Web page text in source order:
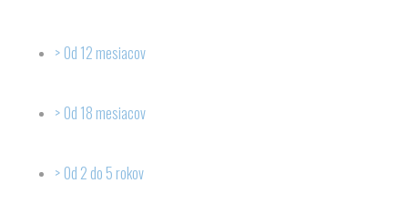
Od 12 mesiacov
Od 18 mesiacov
Od 2 do 5 rokov